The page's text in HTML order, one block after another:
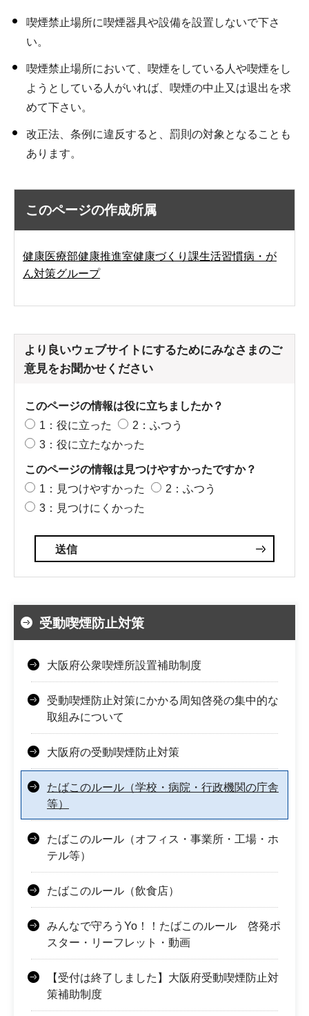
喫煙禁止場所に喫煙器具や設備を設置しないで下さ
い。
喫煙禁止場所において、喫煙をしている人や喫煙をし
ようとしている人がいれば、喫煙の中止又は退出を求
めて下さい。
改正法、条例に違反すると、罰則の対象となることも
あります。
このページの作成所属
健康医療部健康推進室健康づくり課生活習慣病・が
ん対策グループ
より良いウェブサイトにするためにみなさまのご
意見をお聞かせください
このページの情報は役に立ちましたか？
1：役に立った
2：ふつう
3：役に立たなかった
このページの情報は見つけやすかったですか？
1：見つけやすかった
2：ふつう
3：見つけにくかった
受動喫煙防止対策
大阪府公衆喫煙所設置補助制度
受動喫煙防止対策にかかる周知啓発の集中的な
取組みについて
大阪府の受動喫煙防止対策
たばこのルール（学校・病院・行政機関の庁舎
等）
たばこのルール（オフィス・事業所・工場・ホ
テル等）
たばこのルール（飲食店）
みんなで守ろうYo！！たばこのルール 啓発ポ
スター・リーフレット・動画
【受付は終了しました】大阪府受動喫煙防止対
策補助制度